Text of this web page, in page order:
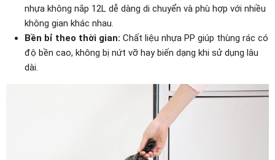
nhựa không nắp 12L dễ dàng di chuyển và phù hợp với nhiều
không gian khác nhau.
Bền bỉ theo thời gian: Chất liệu nhựa PP giúp thùng rác có
độ bền cao, không bị nứt vỡ hay biến dạng khi sử dụng lâu
dài.